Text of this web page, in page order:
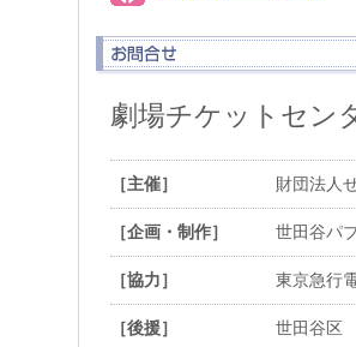
劇場チケットセ
［主催］ 財団法人
［企画・制作］ 世田谷パ
［協力］ 東京急行
［後援］ 世田谷区